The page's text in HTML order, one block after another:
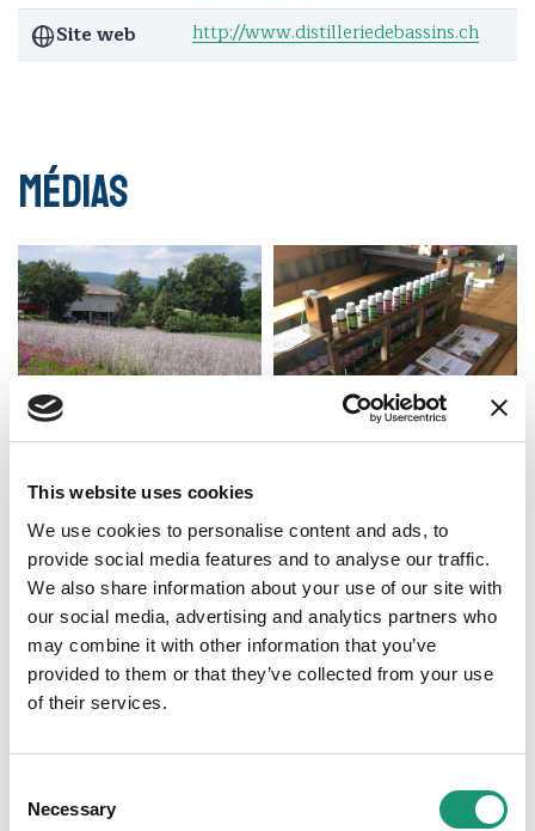
This website uses cookies
We use cookies to personalise content and ads, to
provide social media features and to analyse our traffic.
We also share information about your use of our site with
our social media, advertising and analytics partners who
may combine it with other information that you’ve
provided to them or that they’ve collected from your use
of their services.
Selection
Necessary
Site web
http://www.distilleriedebassins.ch
Médias
Nyon Région Tourisme